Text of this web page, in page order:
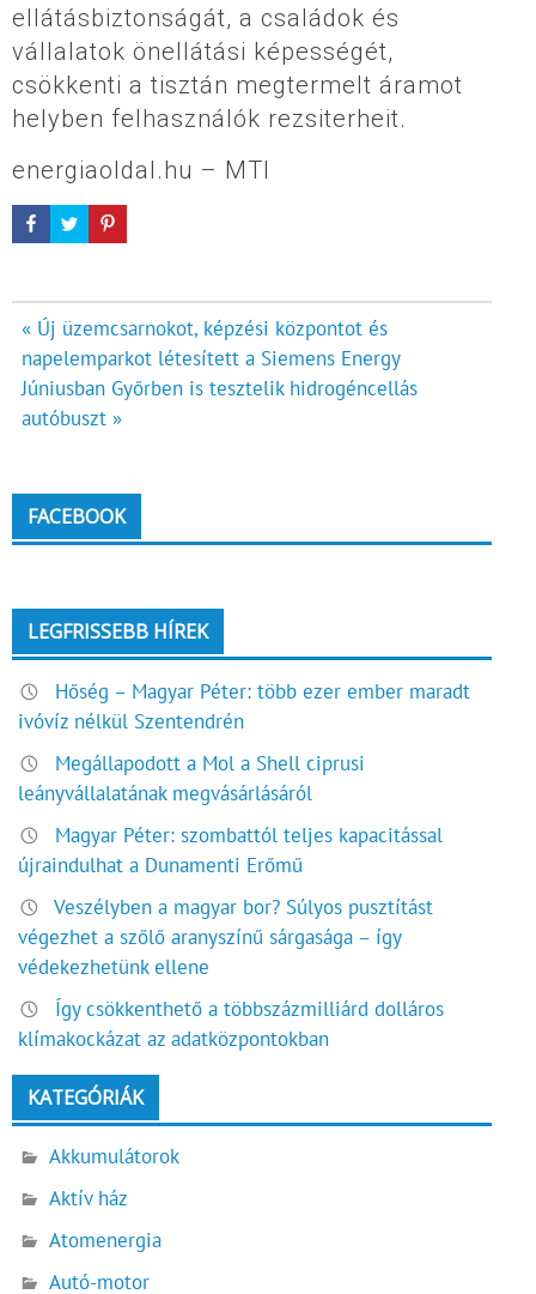
ellátásbiztonságát, a családok és
vállalatok önellátási képességét,
csökkenti a tisztán megtermelt áramot
helyben felhasználók rezsiterheit.
energiaoldal.hu – MTI
Bejegyzés
navigáció
« Új üzemcsarnokot, képzési központot és
napelemparkot létesített a Siemens Energy
Júniusban Győrben is tesztelik hidrogéncellás
autóbuszt »
FACEBOOK
LEGFRISSEBB HÍREK
Hőség – Magyar Péter: több ezer ember maradt
ivóvíz nélkül Szentendrén
Megállapodott a Mol a Shell ciprusi
leányvállalatának megvásárlásáról
Magyar Péter: szombattól teljes kapacitással
újraindulhat a Dunamenti Erőmű
Veszélyben a magyar bor? Súlyos pusztítást
végezhet a szőlő aranyszínű sárgasága – így
védekezhetünk ellene
Így csökkenthető a többszázmilliárd dolláros
klímakockázat az adatközpontokban
KATEGÓRIÁK
Akkumulátorok
Aktív ház
Atomenergia
Autó-motor